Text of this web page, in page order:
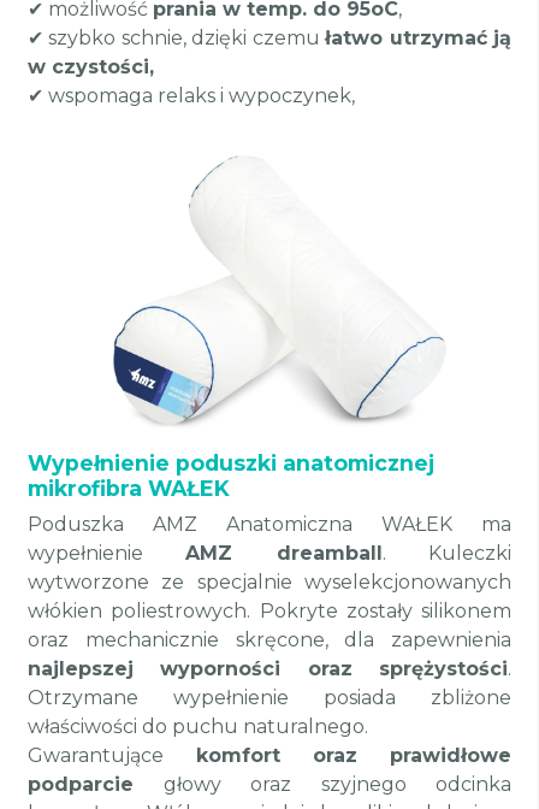
✔ możliwość prania w temp. do 95oC,
✔ szybko schnie, dzięki czemułatwo utrzymać ją
w czystości,
✔ wspomaga relaks i wypoczynek,
Wypełnienie poduszki anatomicznej
mikrofibra WAŁEK
Poduszka AMZ Anatomiczna WAŁEK ma
wypełnienieAMZ dreamball . Kuleczki
wytworzone ze specjalnie wyselekcjonowanych
włókien poliestrowych. Pokryte zostały silikonem
oraz mechanicznie skręcone, dla zapewnienia
najlepszej wyporności oraz sprężystości.
Otrzymane wypełnienie posiada zbliżone
właściwości do puchu naturalnego.
Gwarantujące komfort oraz prawidłowe
podparcie głowy oraz szyjnego odcinka